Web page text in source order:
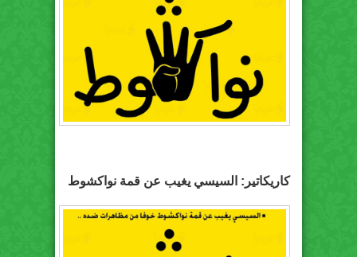
كاريكاتير: السيسي يغيب عن قمة نواكشوط